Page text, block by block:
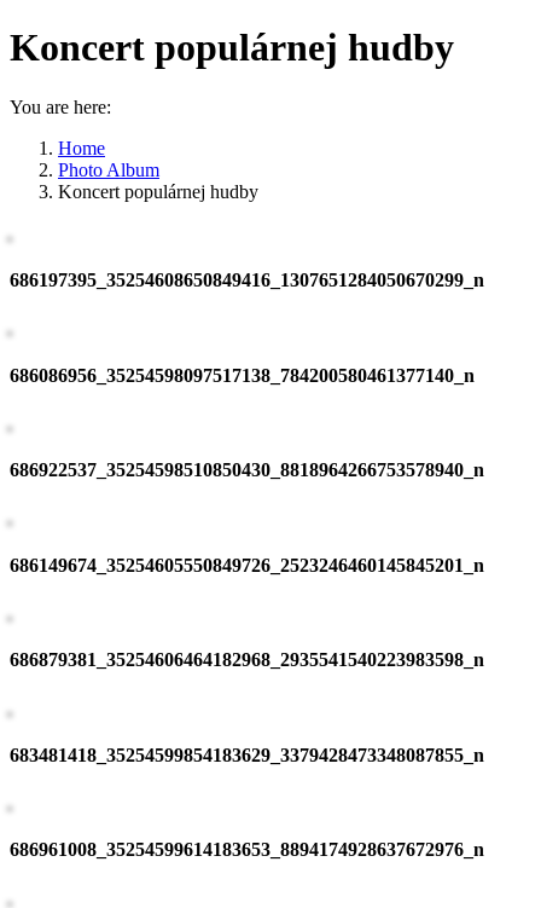
Koncert populárnej hudby
You are here:
Home
Photo Album
Koncert populárnej hudby
686197395_35254608650849416_1307651284050670299_n
686086956_35254598097517138_784200580461377140_n
686922537_35254598510850430_8818964266753578940_n
686149674_35254605550849726_2523246460145845201_n
686879381_35254606464182968_2935541540223983598_n
683481418_35254599854183629_3379428473348087855_n
686961008_35254599614183653_8894174928637672976_n